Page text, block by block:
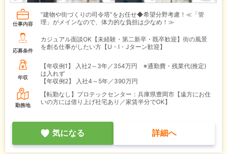
仕事内容
“建物や街づくりの司令塔”をお任せ◆希望分野考慮！≪「管
理」がメインなので、体力的な負担は少なめ！≫
応募条件
カジュアル面談OK【未経験・第二新卒・既卒歓迎】街の風景
を創る仕事がしたい方【U・I・Jターン歓迎】
年収
【年収例1】
入社2～3年／354万円 ※通勤費・残業代(推定)
は入れず
【年収例2】
入社4～5年／390万円
勤務地
【転勤なし】プロテックセンター：兵庫県豊岡市【遠方にお住
いの方には借り上げ社宅あり／家賃半分でOK】
気になる 詳細へ